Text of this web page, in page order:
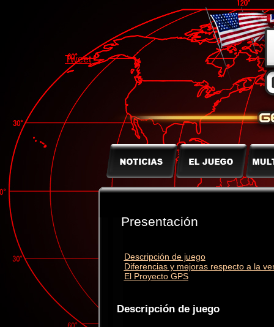
Tweet
Presentación
Descripción de juego
Diferencias y mejoras respecto a la
El Proyecto GPS
Descripción de juego